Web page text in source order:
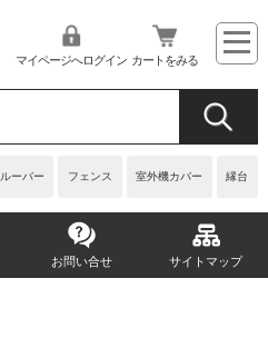
ルーバー フェンス 室外機カバー 縁台
マイページへログイン カートをみる
お問い合せ サイトマップ